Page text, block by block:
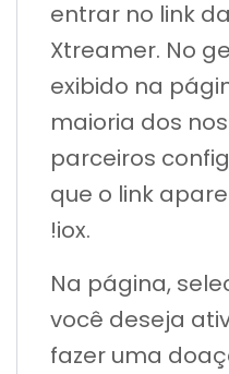
entrar no link
Xtreamer. No
exibido na
maioria dos
parceiros
que o link
!iox.
Na página,
você deseja
fazer uma